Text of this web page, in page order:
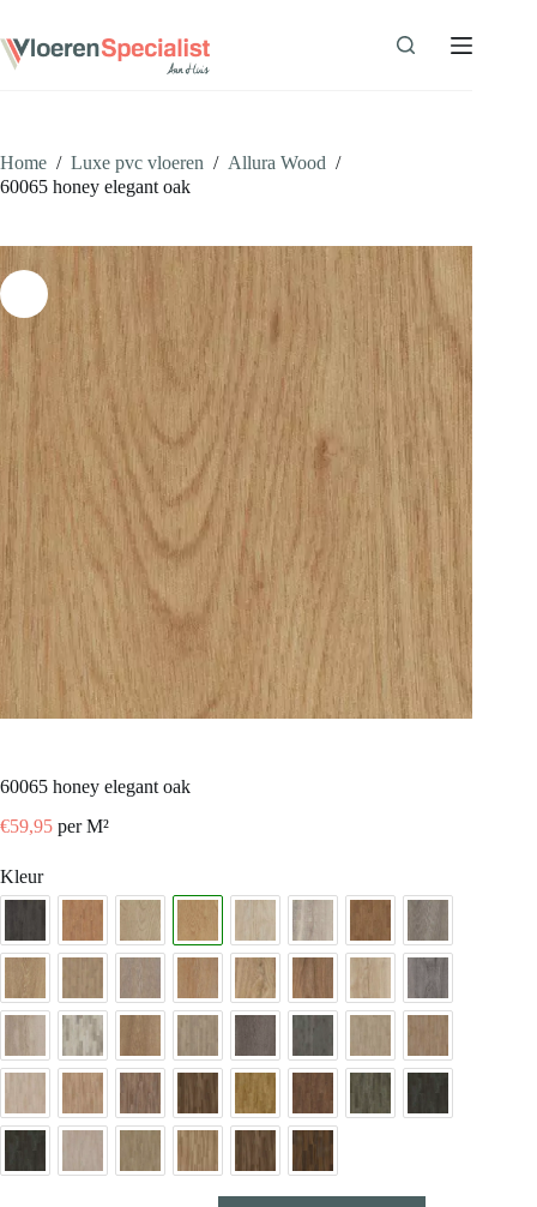
de
inhoud
Home / Luxe pvc vloeren / Allura Wood /
60065 honey elegant oak
60065 honey elegant oak
€59,95 per M²
Kleur